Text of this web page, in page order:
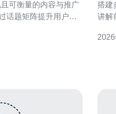
可衡量的内容与推广
话题矩阵提升用户参
“蔡徐坤香
搭建
讲解
规与性能